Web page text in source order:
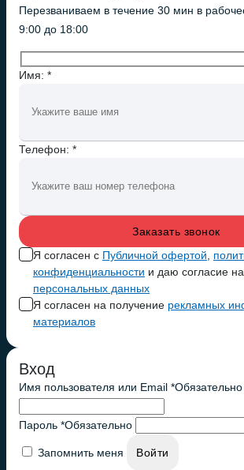
Перезваниваем в течение 30 мин в
9:00 до 18:00
Имя: *
Телефон: *
Я согласен с Публичной офертой
конфиденциальности и даю согласие на
персональных данных
Я согласен на получение рекламных
материалов
Вход
Имя пользователя или Email *Обязательно
Пароль *Обязательно
Запомнить меня Войти